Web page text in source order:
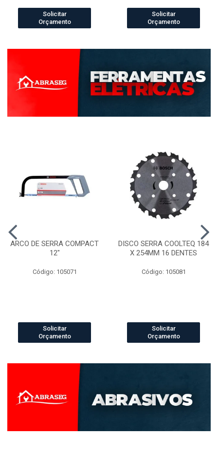
Solicitar
Orçamento
Solicitar
Orçamento
ARCO DE SERRA COMPACT
12"
Código: 105071
Solicitar
Orçamento
DISCO SERRA COOLTEQ 184
X 254MM 16 DENTES
Código: 105081
Solicitar
Orçamento